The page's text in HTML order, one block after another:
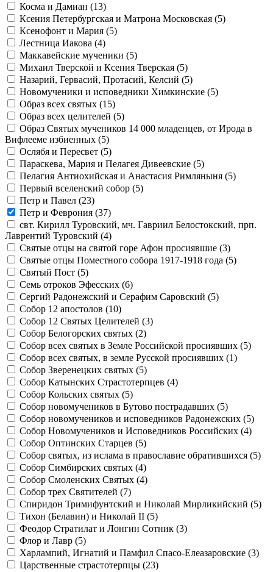
Косма и Дамиан (13)
Ксения Петербургская и Матрона Московская (5)
Ксенофонт и Мария (5)
Лестница Иакова (4)
Маккавейские мученики (5)
Михаил Тверской и Ксения Тверская (5)
Назарий, Гервасий, Протасий, Келсий (5)
Новомученики и исповедники Химкинские (5)
Образ всех святых (15)
Образ всех целителей (5)
Образ Святых мучеников 14 000 младенцев, от Ирода в
Вифлееме избиенных (5)
Ослябя и Пересвет (5)
Параскева, Мария и Пелагея Дивеевские (5)
Пелагия Антиохийская и Анастасия Римляныня (5)
Первый вселенский собор (5)
Петр и Павел (23)
Петр и Феврония (37)
свт. Кирилл Туровский, мч. Гавриил Белостокский, прп.
Лаврентий Туровский (4)
Святые отцы на святой горе Афон просиявшие (3)
Святые отцы Поместного собора 1917-1918 года (5)
Святый Пост (5)
Семь отроков Эфесских (6)
Сергий Радонежский и Серафим Саровский (5)
Собор 12 апостолов (10)
Собор 12 Святых Целителей (3)
Собор Белогорских святых (2)
Собор всех святых в Земле Российской просиявших (5)
Собор всех святых, в земле Русской просиявших (1)
Собор Зверенецких святых (5)
Собор Катынских Страстотерпцев (4)
Собор Кольских святых (5)
Собор новомучеников в Бутово пострадавших (5)
Собор новомучеников и исповедников Радонежских (5)
Собор Новомучеников и Исповедников Российских (4)
Собор Оптинских Старцев (5)
Собор святых, из ислама в православие обратившихся (5)
Собор Симбирских святых (4)
Собор Смоленских Святых (4)
Собор трех Святителей (7)
Спиридон Тримифунтский и Николай Мирликийский (5)
Тихон (Белавин) и Николай II (5)
Феодор Стратилат и Лонгин Сотник (3)
Флор и Лавр (5)
Харлампий, Игнатий и Памфил Спасо-Елеазаровские (3)
Царственные страстотерпцы (23)